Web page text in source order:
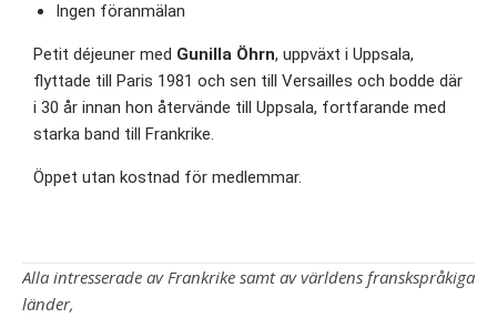
Ingen föranmälan
Petit déjeuner med Gunilla Öhrn, uppväxt i Uppsala,
flyttade till Paris 1981 och sen till Versailles och bodde där
i 30 år innan hon återvände till Uppsala, fortfarande med
starka band till Frankrike.
Öppet utan kostnad för medlemmar.
Alla intresserade av Frankrike samt av världens franskspråkiga
länder,